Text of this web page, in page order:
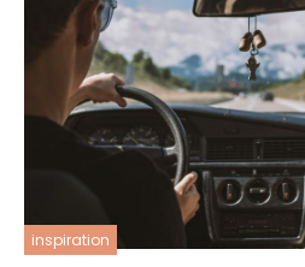
inspiration